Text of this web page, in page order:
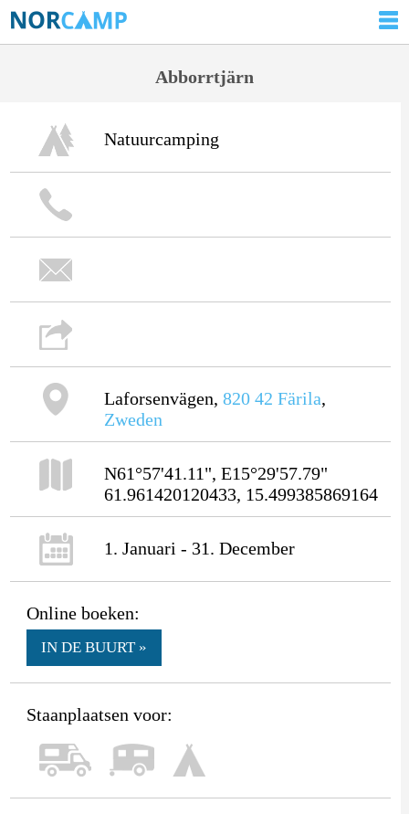
Abborrtjärn
Natuurcamping
Laforsenvägen, 820 42 Färila,
Zweden
N61°57'41.11", E15°29'57.79"
61.961420120433, 15.499385869164
1. Januari - 31. December
Online boeken:
IN DE BUURT »
Staanplaatsen voor: